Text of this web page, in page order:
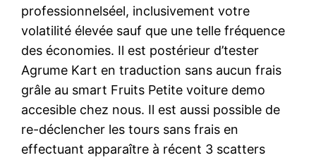
professionnelséel, inclusivement votre
volatilité élevée sauf que une telle fréquence
des économies. Il est postérieur d’tester
Agrume Kart en traduction sans aucun frais
grâle au smart Fruits Petite voiture demo
accesible chez nous. Il est aussi possible de
re-déclencher les tours sans frais en
effectuant apparaître à récent 3 scatters